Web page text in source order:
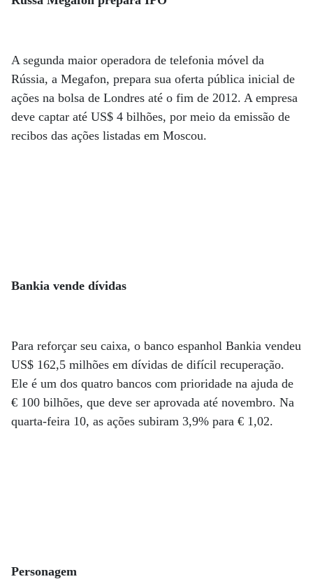
A segunda maior operadora de telefonia móvel da
Rússia, a Megafon, prepara sua oferta pública inicial de
ações na bolsa de Londres até o fim de 2012. A empresa
deve captar até US$ 4 bilhões, por meio da emissão de
recibos das ações listadas em Moscou.
Bankia vende dívidas
Para reforçar seu caixa, o banco espanhol Bankia vendeu
US$ 162,5 milhões em dívidas de difícil recuperação.
Ele é um dos quatro bancos com prioridade na ajuda de
€ 100 bilhões, que deve ser aprovada até novembro. Na
quarta-feira 10, as ações subiram 3,9% para € 1,02.
Personagem